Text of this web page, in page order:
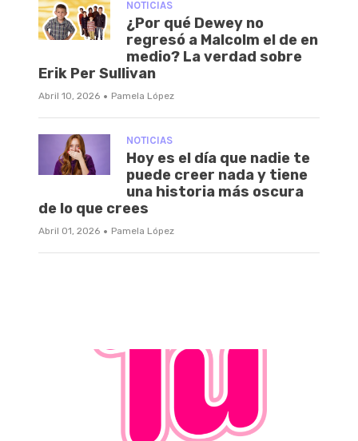
NOTICIAS
¿Por qué Dewey no
regresó a Malcolm el de en
medio? La verdad sobre
Erik Per Sullivan
Abril 10, 2026 · Pamela López
NOTICIAS
Hoy es el día que nadie te
puede creer nada y tiene
una historia más oscura
de lo que crees
Abril 01, 2026 · Pamela López